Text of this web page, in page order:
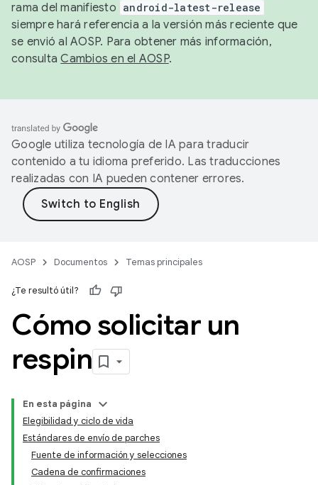
rama del manifiesto android-latest-release
siempre hará referencia a la versión más reciente que
se envió al AOSP. Para obtener más información,
consultaCambios en el AOSP.
Google utiliza tecnología de IA para traducir
contenido a tu idioma preferido. Las traducciones
realizadas con IA pueden contener errores.
AOSP Documentos Temas principales
¿Te resultó útil?
Cómo solicitar un
respin
En esta página
Elegibilidad y ciclo de vida
Estándares de envío de parches
Fuente de información y selecciones
Cadena de confirmaciones